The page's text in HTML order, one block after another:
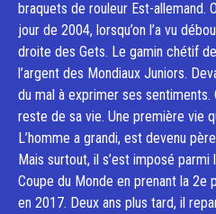
braquets de rouleur Est-allemand.
jour de 2004, lorsqu’on l’a vu
droite des Gets. Le gamin chétif
l’argent des Mondiaux Juniors.
du mal à exprimer ses sentiments.
reste de sa vie. Une première vie
L’homme a grandi, est devenu
Mais surtout, il s’est imposé
Coupe du Monde en prenant la 2e
en 2017. Deux ans plus tard, il